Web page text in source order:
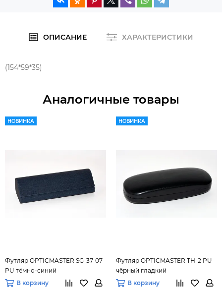
ОПИСАНИЕ ХАРАКТЕРИСТИКИ
(154*59*35)
Аналогичные товары
НОВИНКА
Футляр OPTICMASTER SG-37-07
PU тёмно-синий
В корзину
НОВИНКА
Футляр OPTICMASTER ТН-2 PU
чёрный гладкий
В корзину